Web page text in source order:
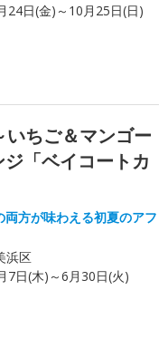
24日(金)～10月25日(日)
ちご＆マンゴー
「ベイコートカ
両方が味わえる初夏のアフ
浜区
7日(木)～6月30日(火)